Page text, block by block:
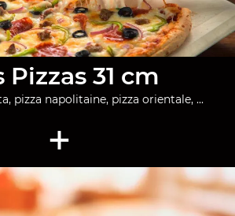
Pizzas 31 cm
pizza napolitaine, pizza orientale, ...
+